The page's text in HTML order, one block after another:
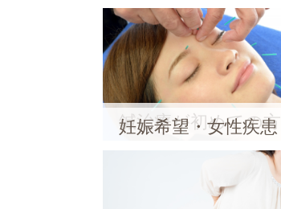
鍼治療が初めての方
妊娠希望・女性疾患